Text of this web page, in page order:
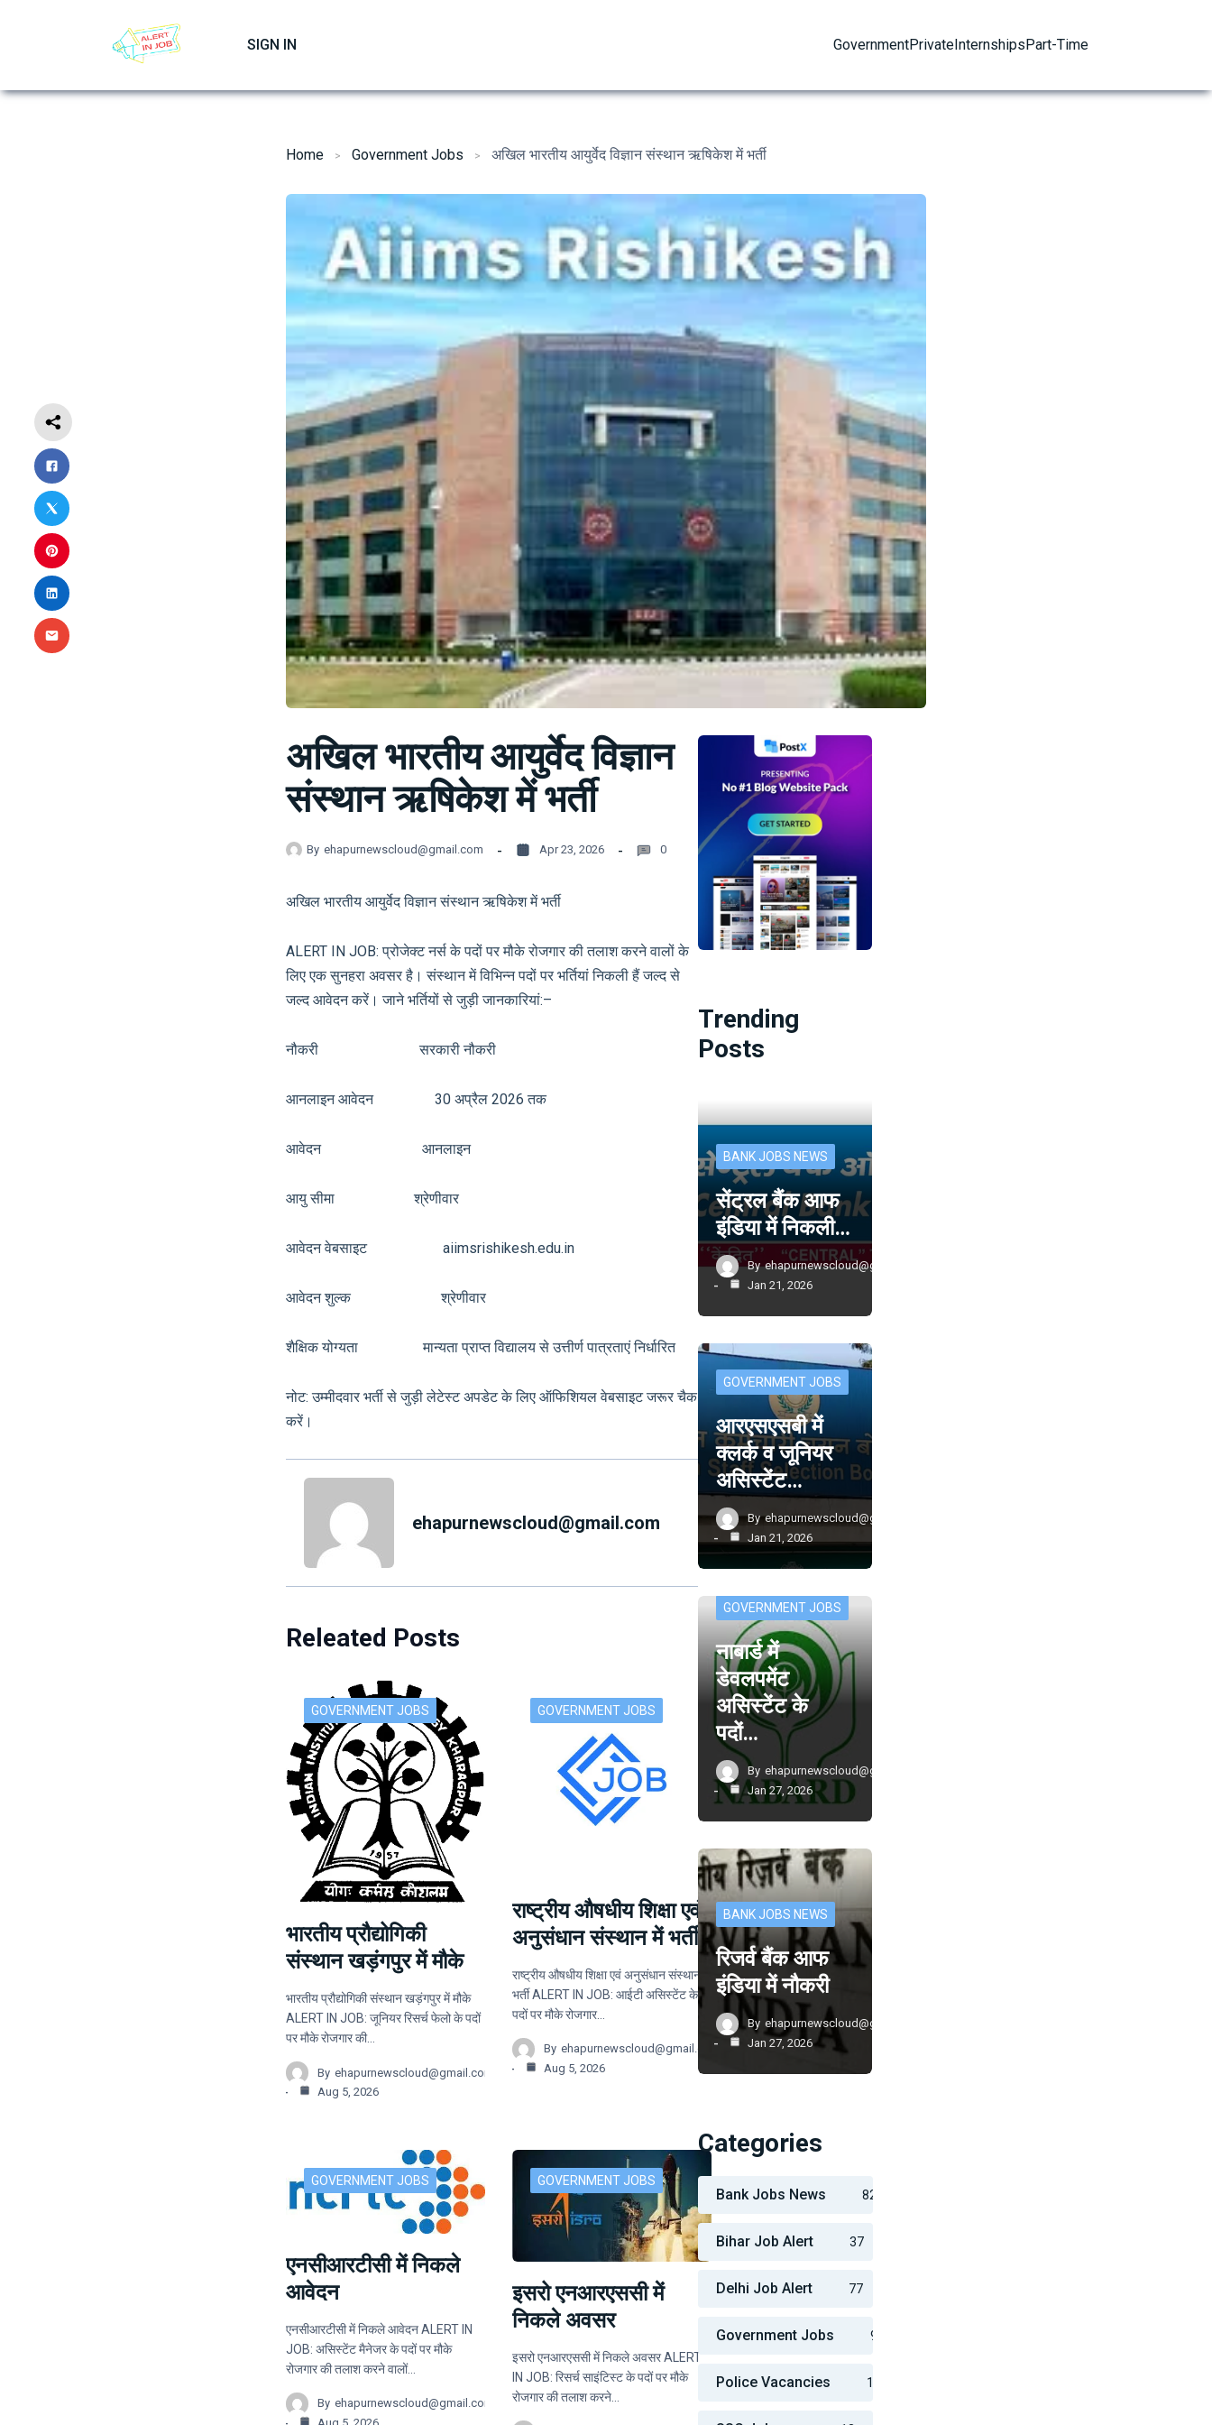
SIGN IN GovernmentPrivate Internships Part-Time
Home Government Jobs अखिल भारतीय आयुर्वेद विज्ञान संस्थान ऋषिकेश में भर्ती
अखिल भारतीय आयुर्वेद विज्ञान
संस्थान ऋषिकेश में भर्ती
By ehapurnewscloud@gmail.com Apr 23, 2026 0
अखिल भारतीय आयुर्वेद विज्ञान संस्थान ऋषिकेश में भर्ती
ALERT IN JOB: प्रोजेक्ट नर्स के पदों पर मौके रोजगार की तलाश करने वालों के
लिए एक सुनहरा अवसर है। संस्थान में विभिन्न पदों पर भर्तियां निकली हैं जल्द से
जल्द आवेदन करें। जाने भर्तियों से जुड़ी जानकारियां:–
नौकरी सरकारी नौकरी
आनलाइन आवेदन 30 अप्रैल 2026 तक
आवेदन आनलाइन
आयु सीमा श्रेणीवार
आवेदन वेबसाइट aiimsrishikesh.edu.in
आवेदन शुल्क श्रेणीवार
शैक्षिक योग्यता मान्यता प्राप्त विद्यालय से उत्तीर्ण पात्रताएं निर्धारित
नोट: उम्मीदवार भर्ती से जुड़ी लेटेस्ट अपडेट के लिए ऑफिशियल वेबसाइट जरूर चैक
करें।
ehapurnewscloud@gmail.com
Releated Posts
GOVERNMENT JOBS
भारतीय प्रौद्योगिकी
संस्थान खड़ंगपुर में मौके
भारतीय प्रौद्योगिकी संस्थान खड़ंगपुर में मौके
ALERT IN JOB: जूनियर रिसर्च फेलो के पदों
पर मौके रोजगार की…
By ehapurnewscloud@gmail.com
Aug 5, 2026
GOVERNMENT JOBS
राष्ट्रीय औषधीय शिक्षा एवं
अनुसंधान संस्थान में भर्ती
राष्ट्रीय औषधीय शिक्षा एवं अनुसंधान संस्थान में
भर्ती ALERT IN JOB: आईटी असिस्टेंट के
पदों पर मौके रोजगार…
By ehapurnewscloud@gmail.com
Aug 5, 2026
GOVERNMENT JOBS
एनसीआरटीसी में निकले
आवेदन
एनसीआरटीसी में निकले आवेदन ALERT IN
JOB: असिस्टेंट मैनेजर के पदों पर मौके
रोजगार की तलाश करने वालों…
By ehapurnewscloud@gmail.com
GOVERNMENT JOBS
इसरो एनआरएससी में
निकले अवसर
इसरो एनआरएससी में निकले अवसर ALERT
IN JOB: रिसर्च साइंटिस्ट के पदों पर मौके
रोजगार की तलाश करने…
Trending
Posts
BANK JOBS NEWS
सेंट्रल बैंक आफ
इंडिया में निकली…
By ehapurnewscloud@gmail.com
Jan 21, 2026
GOVERNMENT JOBS
आरएसएसबी में
क्लर्क व जूनियर
असिस्टेंट…
By ehapurnewscloud@gmail.com
Jan 21, 2026
GOVERNMENT JOBS
नाबार्ड में
डेवलपमेंट
असिस्टेंट के
पदों…
By ehapurnewscloud@gmail.com
Jan 27, 2026
BANK JOBS NEWS
रिजर्व बैंक आफ
इंडिया में नौकरी
By ehapurnewscloud@gmail.com
Jan 27, 2026
Categories
Bank Jobs News 82
Bihar Job Alert 37
Delhi Job Alert 77
Government Jobs 911
Police Vacancies 10